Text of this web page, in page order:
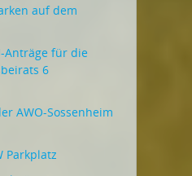
auf dem
Anträge für die
6
AWO-Sossenheim
Parkplatz